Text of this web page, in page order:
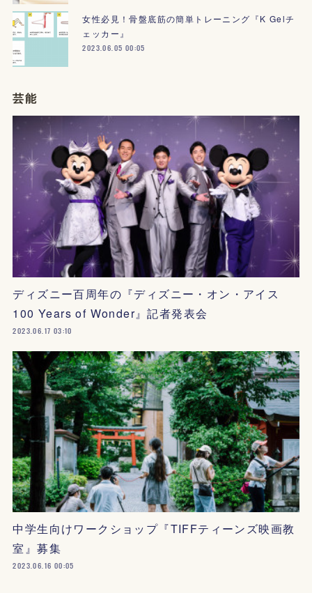
女性必見！骨盤底筋の簡単トレーニング『K Gelチ
ェッカー』
2023.06.05 00:05
芸能
ディズニー百周年の『ディズニー・オン・アイス
100 Years of Wonder』記者発表会
2023.06.17 03:10
中学生向けワークショップ『TIFFティーンズ映画教
室』募集
2023.06.16 00:05